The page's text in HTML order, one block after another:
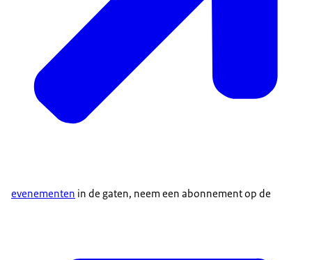
evenementen in de gaten, neem een abonnement op de